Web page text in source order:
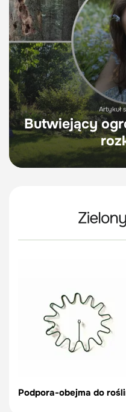
Artykuł
Butwiejący
Podpora-obejma do